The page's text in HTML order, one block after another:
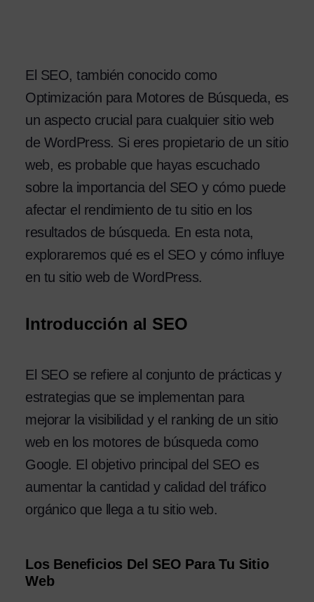
El SEO, también conocido como
Optimización para Motores de Búsqueda, es
un aspecto crucial para cualquier sitio web
de WordPress. Si eres propietario de un sitio
web, es probable que hayas escuchado
sobre la importancia del SEO y cómo puede
afectar el rendimiento de tu sitio en los
resultados de búsqueda. En esta nota,
exploraremos qué es el SEO y cómo influye
en tu sitio web de WordPress.
Introducción al SEO
El SEO se refiere al conjunto de prácticas y
estrategias que se implementan para
mejorar la visibilidad y el ranking de un sitio
web en los motores de búsqueda como
Google. El objetivo principal del SEO es
aumentar la cantidad y calidad del tráfico
orgánico que llega a tu sitio web.
Los Beneficios Del SEO Para Tu Sitio
Web